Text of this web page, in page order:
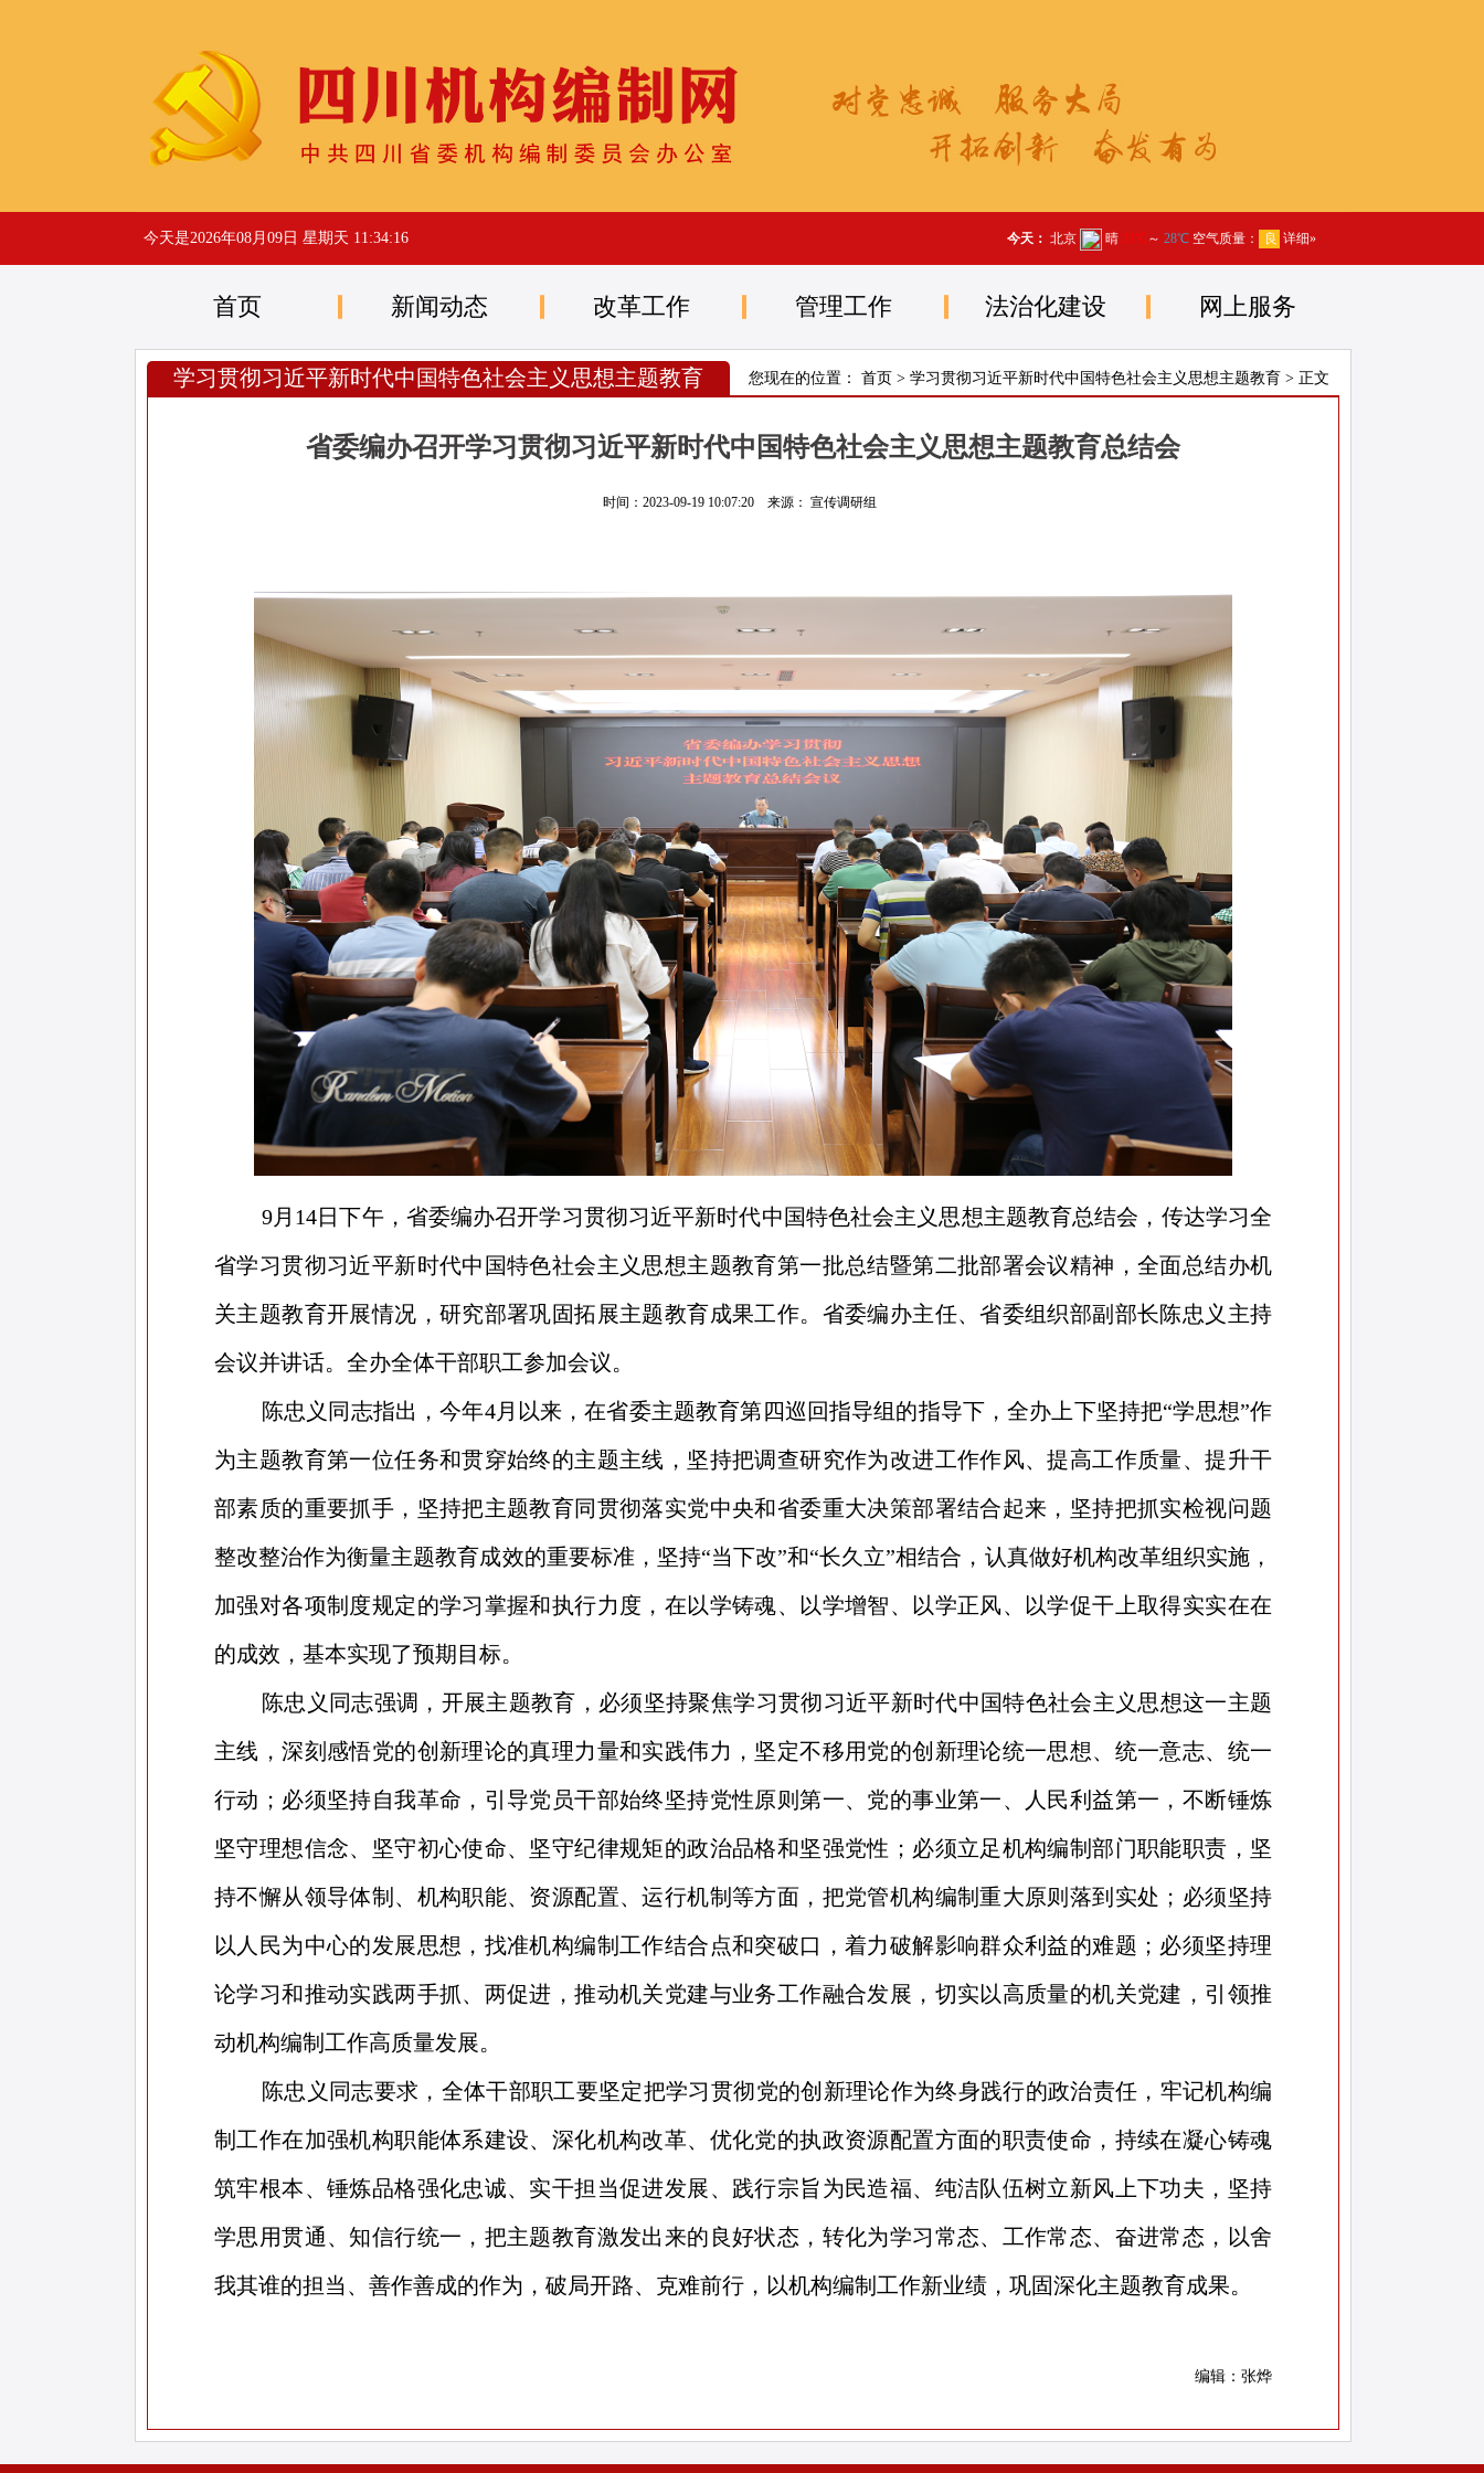
今天是2026年08月09日 星期天 11:34:17
首页 新闻动态 改革工作 管理工作 法治化建设 网上服务
学习贯彻习近平新时代中国特色社会主义思想主题教育 您现在的位置： 首页 > 学习贯彻习近平新时代中国特色社会主义思想主题教育 > 正文
省委编办召开学习贯彻习近平新时代中国特色社会主义思想主题教育总结会
时间：2023-09-19 10:07:20 来源： 宣传调研组
9月14日下午，省委编办召开学习贯彻习近平新时代中国特色社会主义思想主题教育总结会，传达学习全
省学习贯彻习近平新时代中国特色社会主义思想主题教育第一批总结暨第二批部署会议精神，全面总结办机
关主题教育开展情况，研究部署巩固拓展主题教育成果工作。省委编办主任、省委组织部副部长陈忠义主持
会议并讲话。全办全体干部职工参加会议。
陈忠义同志指出，今年4月以来，在省委主题教育第四巡回指导组的指导下，全办上下坚持把“学思想”作
为主题教育第一位任务和贯穿始终的主题主线，坚持把调查研究作为改进工作作风、提高工作质量、提升干
部素质的重要抓手，坚持把主题教育同贯彻落实党中央和省委重大决策部署结合起来，坚持把抓实检视问题
整改整治作为衡量主题教育成效的重要标准，坚持“当下改”和“长久立”相结合，认真做好机构改革组织实施，
加强对各项制度规定的学习掌握和执行力度，在以学铸魂、以学增智、以学正风、以学促干上取得实实在在
的成效，基本实现了预期目标。
陈忠义同志强调，开展主题教育，必须坚持聚焦学习贯彻习近平新时代中国特色社会主义思想这一主题
主线，深刻感悟党的创新理论的真理力量和实践伟力，坚定不移用党的创新理论统一思想、统一意志、统一
行动；必须坚持自我革命，引导党员干部始终坚持党性原则第一、党的事业第一、人民利益第一，不断锤炼
坚守理想信念、坚守初心使命、坚守纪律规矩的政治品格和坚强党性；必须立足机构编制部门职能职责，坚
持不懈从领导体制、机构职能、资源配置、运行机制等方面，把党管机构编制重大原则落到实处；必须坚持
以人民为中心的发展思想，找准机构编制工作结合点和突破口，着力破解影响群众利益的难题；必须坚持理
论学习和推动实践两手抓、两促进，推动机关党建与业务工作融合发展，切实以高质量的机关党建，引领推
动机构编制工作高质量发展。
陈忠义同志要求，全体干部职工要坚定把学习贯彻党的创新理论作为终身践行的政治责任，牢记机构编
制工作在加强机构职能体系建设、深化机构改革、优化党的执政资源配置方面的职责使命，持续在凝心铸魂
筑牢根本、锤炼品格强化忠诚、实干担当促进发展、践行宗旨为民造福、纯洁队伍树立新风上下功夫，坚持
学思用贯通、知信行统一，把主题教育激发出来的良好状态，转化为学习常态、工作常态、奋进常态，以舍
我其谁的担当、善作善成的作为，破局开路、克难前行，以机构编制工作新业绩，巩固深化主题教育成果。
编辑：张烨